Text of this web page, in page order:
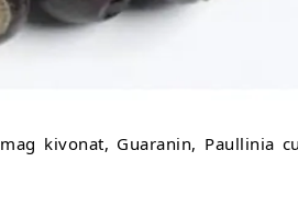
mag kivonat, Guaranin, Paullinia